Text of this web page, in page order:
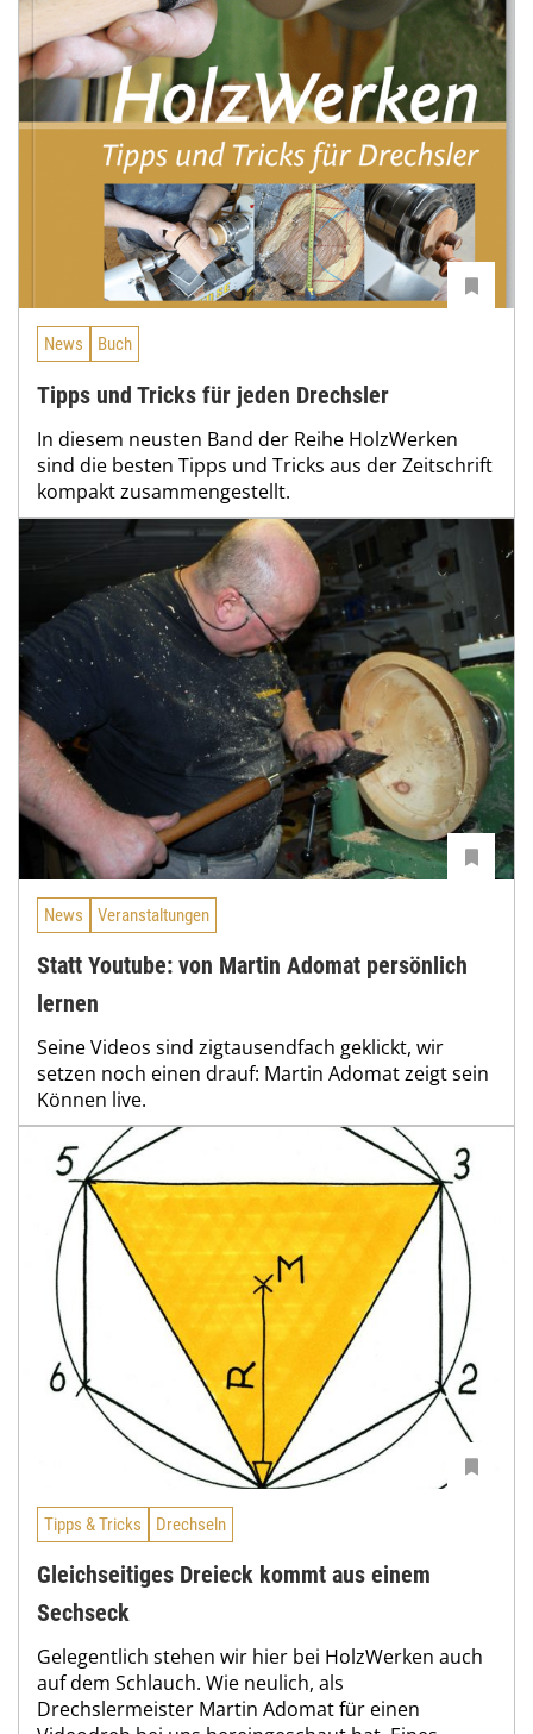
News Buch
Tipps und Tricks für jeden Drechsler
In diesem neusten Band der Reihe HolzWerken
sind die besten Tipps und Tricks aus der Zeitschrift
kompakt zusammengestellt.
News Veranstaltungen
Statt Youtube: von Martin Adomat persönlich
lernen
Seine Videos sind zigtausendfach geklickt, wir
setzen noch einen drauf: Martin Adomat zeigt sein
Können live.
Tipps & Tricks Drechseln
Gleichseitiges Dreieck kommt aus einem
Sechseck
Gelegentlich stehen wir hier bei HolzWerken auch
auf dem Schlauch. Wie neulich, als
Drechslermeister Martin Adomat für einen